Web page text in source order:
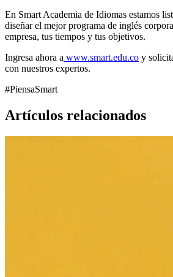
En Smart Academia de Idiomas estamos
diseñar el mejor programa de inglés
empresa, tus tiempos y tus objetivos.
Ingresa ahora a www.smart.edu.co y
con nuestros expertos.
#PiensaSmart
Artículos relacionados